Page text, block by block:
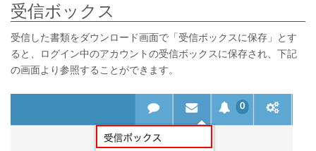
受信ボックス
受信した書類をダウンロード画面で「受信ボックスに保存」とす
ると、ログイン中のアカウントの受信ボックスに保存され、下記
の画面より参照することができます。